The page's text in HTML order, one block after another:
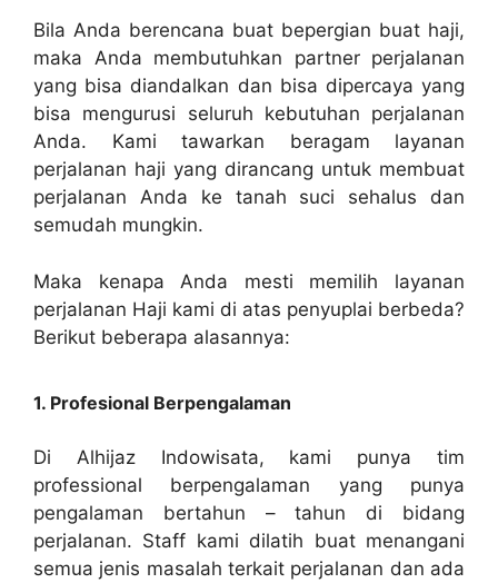
Bila Anda berencana buat bepergian buat haji,
maka Anda membutuhkan partner perjalanan
yang bisa diandalkan dan bisa dipercaya yang
bisa mengurusi seluruh kebutuhan perjalanan
Anda. Kami tawarkan beragam layanan
perjalanan haji yang dirancang untuk membuat
perjalanan Anda ke tanah suci sehalus dan
semudah mungkin.
Maka kenapa Anda mesti memilih layanan
perjalanan Haji kami di atas penyuplai berbeda?
Berikut beberapa alasannya:
1. Profesional Berpengalaman
Di Alhijaz Indowisata, kami punya tim
professional berpengalaman yang punya
pengalaman bertahun – tahun di bidang
perjalanan. Staff kami dilatih buat menangani
semua jenis masalah terkait perjalanan dan ada